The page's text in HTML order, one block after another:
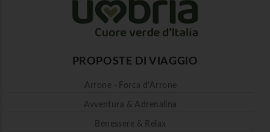
PROPOSTE DI VIAGGIO
Arrone - Forca d'Arrone
Avventura & Adrenalina
Benessere & Relax